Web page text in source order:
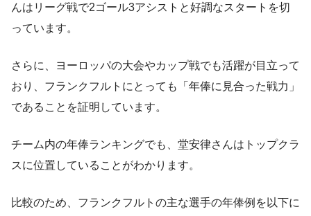
んはリーグ戦で2ゴール3アシストと好調なスタートを切
っています。
さらに、ヨーロッパの大会やカップ戦でも活躍が目立って
おり、フランクフルトにとっても「年俸に見合った戦力」
であることを証明しています。
チーム内の年俸ランキングでも、堂安律さんはトップクラ
スに位置していることがわかります。
比較のため、フランクフルトの主な選手の年俸例を以下に